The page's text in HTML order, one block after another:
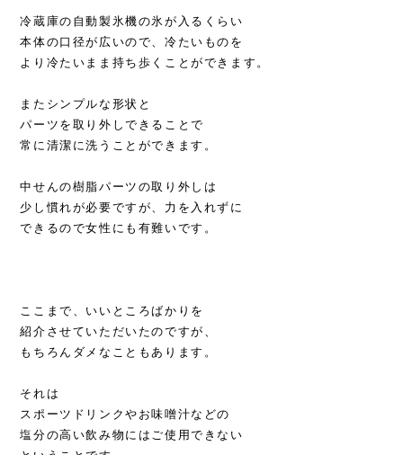
冷蔵庫の自動製氷機の氷が入るくらい
本体の口径が広いので、冷たいものを
より冷たいまま持ち歩くことができます。
またシンプルな形状と
パーツを取り外しできることで
常に清潔に洗うことができます。
中せんの樹脂パーツの取り外しは
少し慣れが必要ですが、力を入れずに
できるので女性にも有難いです。
ここまで、いいところばかりを
紹介させていただいたのですが、
もちろんダメなこともあります。
それは
スポーツドリンクやお味噌汁などの
塩分の高い飲み物にはご使用できない